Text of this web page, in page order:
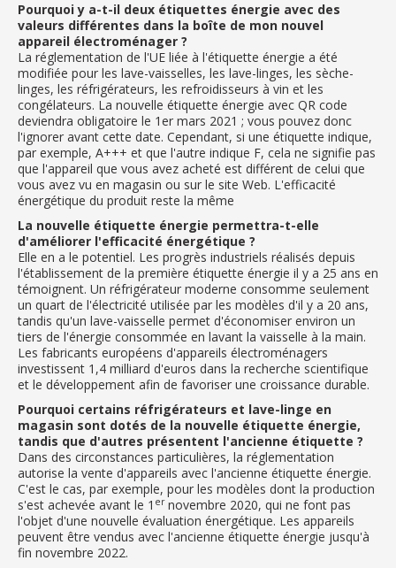
Pourquoi y a-t-il deux étiquettes énergie avec des
valeurs différentes dans la boîte de mon nouvel
appareil électroménager ?
La réglementation de l'UE liée à l'étiquette énergie a été
modifiée pour les lave-vaisselles, les lave-linges, les sèche-
linges, les réfrigérateurs, les refroidisseurs à vin et les
congélateurs. La nouvelle étiquette énergie avec QR code
deviendra obligatoire le 1er mars 2021 ; vous pouvez donc
l'ignorer avant cette date. Cependant, si une étiquette indique,
par exemple, A+++ et que l'autre indique F, cela ne signifie pas
que l'appareil que vous avez acheté est différent de celui que
vous avez vu en magasin ou sur le site Web. L'efficacité
énergétique du produit reste la même
La nouvelle étiquette énergie permettra-t-elle
d'améliorer l'efficacité énergétique ?
Elle en a le potentiel. Les progrès industriels réalisés depuis
l'établissement de la première étiquette énergie il y a 25 ans en
témoignent. Un réfrigérateur moderne consomme seulement
un quart de l'électricité utilisée par les modèles d'il y a 20 ans,
tandis qu'un lave-vaisselle permet d'économiser environ un
tiers de l'énergie consommée en lavant la vaisselle à la main.
Les fabricants européens d'appareils électroménagers
investissent 1,4 milliard d'euros dans la recherche scientifique
et le développement afin de favoriser une croissance durable.
Pourquoi certains réfrigérateurs et lave-linge en
magasin sont dotés de la nouvelle étiquette énergie,
tandis que d'autres présentent l'ancienne étiquette ?
Dans des circonstances particulières, la réglementation
autorise la vente d'appareils avec l'ancienne étiquette énergie.
C'est le cas, par exemple, pour les modèles dont la production
s'est achevée avant le 1 ernovembre 2020, qui ne font pas
l'objet d'une nouvelle évaluation énergétique. Les appareils
peuvent être vendus avec l'ancienne étiquette énergie jusqu'à
fin novembre 2022.